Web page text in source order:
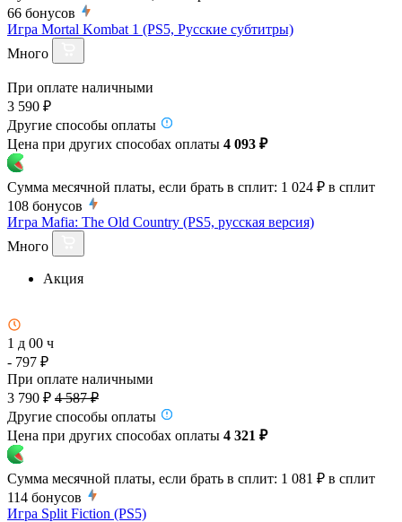
66 бонусов
Игра Mortal Kombat 1 (PS5, Русские субтитры)
Много
При оплате наличными
3 590 ₽
Другие способы оплаты
Цена при других способах оплаты 4 093 ₽
Сумма месячной платы, если брать в сплит: 1 024 ₽ в сплит
108 бонусов
Игра Mafia: The Old Country (PS5, русская версия)
Много
Акция
1 д 00 ч
- 797 ₽
При оплате наличными
3 790 ₽ 4 587 ₽
Другие способы оплаты
Цена при других способах оплаты 4 321 ₽
Сумма месячной платы, если брать в сплит: 1 081 ₽ в сплит
114 бонусов
Игра Split Fiction (PS5)